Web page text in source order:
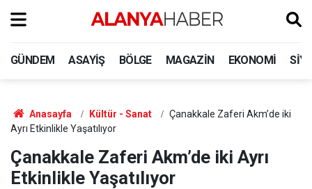
GÜNDEM ASAYIŞ BÖLGE MAGAZIN EKONOMI
Anasayfa Kültür - Sanat
Çanakkale Zaferi Akm’de iki
Ayrı Etkinlikle Yaşatılıyor
Çanakkale Zaferi Akm’de iki Ayrı
Etkinlikle Yaşatılıyor